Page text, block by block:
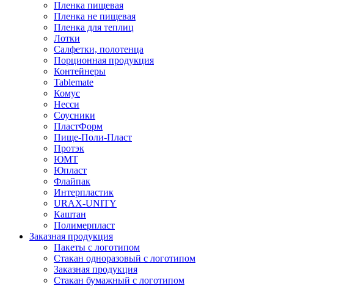
Пленка пищевая
Пленка не пищевая
Пленка для теплиц
Лотки
Салфетки, полотенца
Порционная продукция
Контейнеры
Tablemate
Комус
Несси
Соусники
ПластФорм
Пище-Поли-Пласт
Протэк
ЮМТ
Юпласт
Флайпак
Интерпластик
URAX-UNITY
Каштан
Полимерпласт
Заказная продукция
Пакеты с логотипом
Стакан одноразовый с логотипом
Заказная продукция
Стакан бумажный с логотипом